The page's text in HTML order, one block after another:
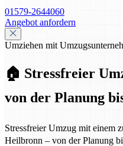
01579-2644060
Angebot anfordern
Umziehen mit
🏠 Stressfreier
von der Planung
Stressfreier Umzug mit einem
Heilbronn – von der Planung